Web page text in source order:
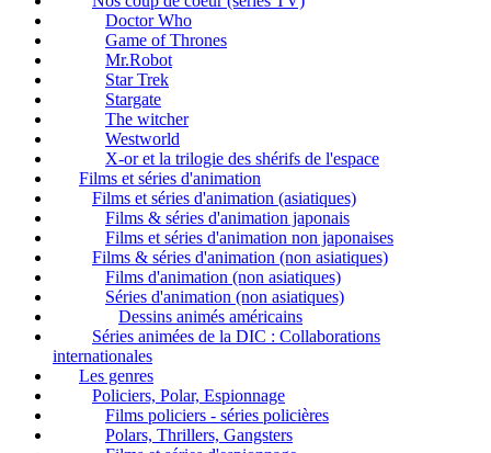
Doctor Who
Game of Thrones
Mr.Robot
Star Trek
Stargate
The witcher
Westworld
X-or et la trilogie des shérifs de l'espace
Films et séries d'animation
Films et séries d'animation (asiatiques)
Films & séries d'animation japonais
Films et séries d'animation non japonaises
Films & séries d'animation (non asiatiques)
Films d'animation (non asiatiques)
Séries d'animation (non asiatiques)
Dessins animés américains
Séries animées de la DIC : Collaborations
internationales
Les genres
Policiers, Polar, Espionnage
Films policiers - séries policières
Polars, Thrillers, Gangsters